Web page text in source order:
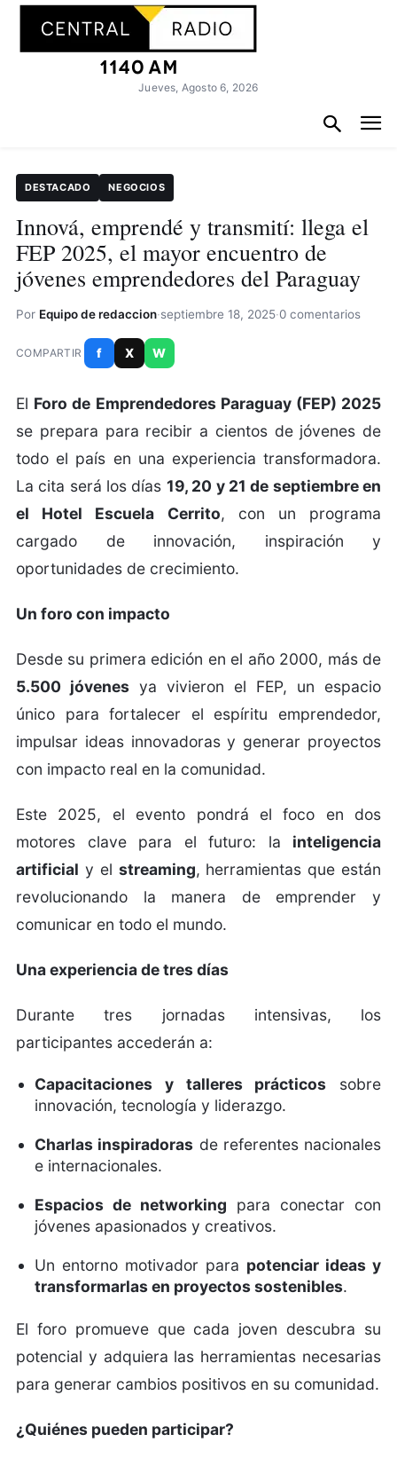
Jueves, Agosto 6, 2026
DESTACADO NEGOCIOS
Innová, emprendé y transmití: llega el
FEP 2025, el mayor encuentro de
jóvenes emprendedores del Paraguay
Por Equipo de redaccion·septiembre 18, 2025·0 comentarios
COMPARTIR f X W
El Foro de Emprendedores Paraguay (FEP) 2025
se prepara para recibir a cientos de jóvenes de
todo el país en una experiencia transformadora.
La cita será los días 19, 20 y 21 de septiembre en
el Hotel Escuela Cerrito, con un programa
cargado de innovación, inspiración y
oportunidades de crecimiento.
Un foro con impacto
Desde su primera edición en el año 2000, más de
5.500 jóvenes ya vivieron el FEP, un espacio
único para fortalecer el espíritu emprendedor,
impulsar ideas innovadoras y generar proyectos
con impacto real en la comunidad.
Este 2025, el evento pondrá el foco en dos
motores clave para el futuro: la inteligencia
artificial y el streaming, herramientas que están
revolucionando la manera de emprender y
comunicar en todo el mundo.
Una experiencia de tres días
Durante tres jornadas intensivas, los
participantes accederán a:
Capacitaciones y talleres prácticos sobre
innovación, tecnología y liderazgo.
Charlas inspiradoras de referentes nacionales
e internacionales.
Espacios de networking para conectar con
jóvenes apasionados y creativos.
Un entorno motivador para potenciar ideas y
transformarlas en proyectos sostenibles.
El foro promueve que cada joven descubra su
potencial y adquiera las herramientas necesarias
para generar cambios positivos en su comunidad.
¿Quiénes pueden participar?